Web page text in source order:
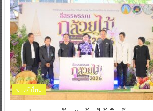
ข่าวทั่วไทย